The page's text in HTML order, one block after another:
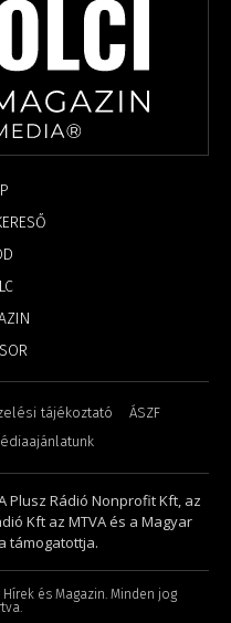
tájékoztató
ÁSZF
Plusz Rádió Nonprofit Kft, az
Kft az MTVA és a Magyar
támogatottja.
és Magazin. Minden jog